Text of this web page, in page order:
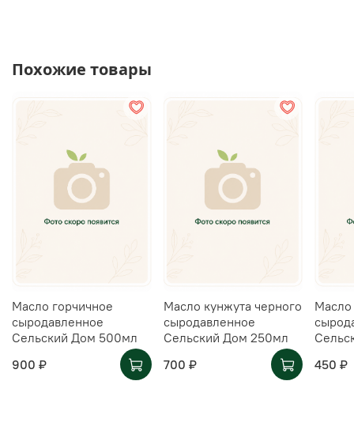
Похожие товары
Масло горчичное
сыродавленное
Сельский Дом 500мл
900 ₽
Масло кунжута черного
сыродавленное
Сельский Дом 250мл
700 ₽
Масло
450 ₽